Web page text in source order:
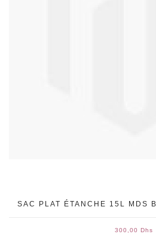
SAC PLAT ÉTANCHE 15L MDS
300,00 Dhs